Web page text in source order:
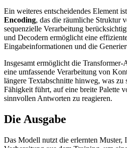
Ein weiteres entscheidendes Element
Encoding, das die räumliche Struktur
sequenzielle Verarbeitung
und Decodern ermöglicht eine
Eingabeinformationen und die
Insgesamt ermöglicht die
eine umfassende Verarbeitung von
längere Textabschnitte hinweg, was zu
Fähigkeit führt, auf eine breite Palette
sinnvollen Antworten zu reagieren.
Die Ausgabe
Das Modell nutzt die erlernten Muster,